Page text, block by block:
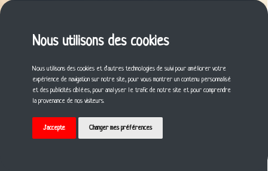
Nous utilisons des cookies
Nous utilisons des cookies et d'autres technologies de suivi pour améliorer votre
expérience de navigation sur notre site, pour vous montrer un contenu personnalisé
et des publicités ciblées, pour analyser le trafic de notre site et pour comprendre
la provenance de nos visiteurs.
J'accepte Changer mes préférences